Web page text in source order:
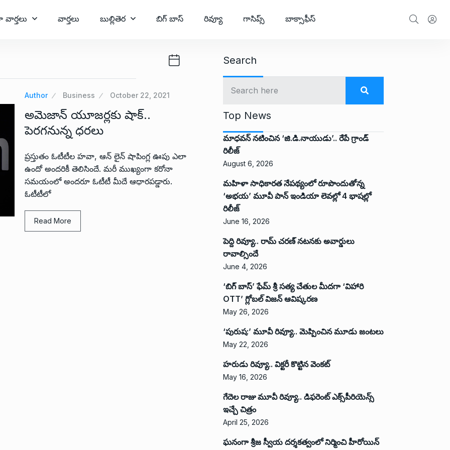
వార్తలు బుల్లితెర బిగ్ బాస్ రివ్యూ గాసిప్స్ బాక్సాఫీస్
Author Business October 22, 2021
అమెజాన్ యూజర్లకు షాక్..
పెరగనున్న ధరలు
ప్రస్తుతం ఓటీటీల హవా, ఆన్ లైన్ షాపింగ్ల ఊపు ఎలా
ఉందో అందరికీ తెలిసిందే. మరీ ముఖ్యంగా కరోనా
సమయంలో అందరూ ఓటీటీ మీదే ఆధారపడ్డారు.
ఓటీటీలో
Read More
Search
Top News
మాధవన్ నటించిన ‘జి.డి.నాయుడు’.. రేపే గ్రాండ్
రిలీజ్
August 6, 2026
మహిళా సాధికారత నేపథ్యంలో రూపొందుతోన్న
‘అభ‌య‌’ మూవీ పాన్ ఇండియా లెవ‌ల్లో 4 భాష‌ల్లో
రిలీజ్
June 16, 2026
పెద్ది రివ్యూ.. రామ్ చరణ్ నటనకు అవార్డులు
రావాల్సిందే
June 4, 2026
‘బిగ్ బాస్’ ఫేమ్ శ్రీ సత్య చేతుల మీదగా ‘విహారి
OTT’ గ్లోబల్ విజన్ ఆవిష్కరణ
May 26, 2026
‘పురుష:’ మూవీ రివ్యూ.. మెప్పించిన మూడు జంటలు
May 22, 2026
హరుడు రివ్యూ.. విక్టరీ కొట్టిన వెంకట్
May 16, 2026
గేదెల రాజు మూవీ రివ్యూ.. డిఫరెంట్ ఎక్స్‌పీరియెన్స్
ఇచ్చే చిత్రం
April 25, 2026
ఘనంగా శ్రీజ స్వీయ దర్శకత్వంలో నిర్మించి హీరోయిన్